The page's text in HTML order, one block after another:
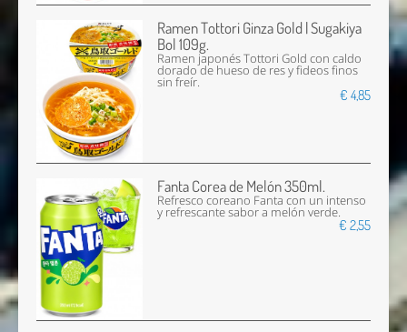
Ramen Tottori Ginza Gold | Sugakiya
Bol 109g.
Ramen japonés Tottori Gold con caldo
dorado de hueso de res y fideos finos
sin freír.
€ 4,85
Fanta Corea de Melón 350ml.
Refresco coreano Fanta con un intenso
y refrescante sabor a melón verde.
€ 2,55